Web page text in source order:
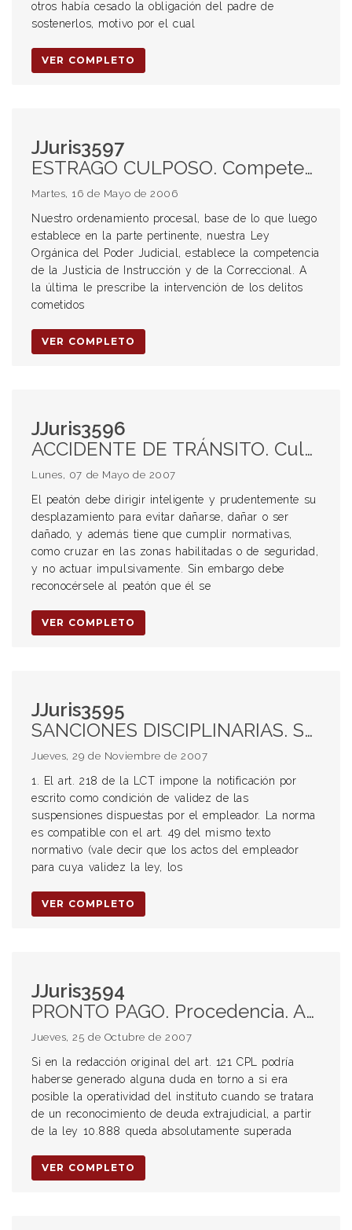
otros había cesado la obligación del padre de
sostenerlos, motivo por el cual
VER COMPLETO
JJuris3597
ESTRAGO CULPOSO. Competencia. Determinación.
Martes, 16 de Mayo de 2006
Nuestro ordenamiento procesal, base de lo que luego
establece en la parte pertinente, nuestra Ley
Orgánica del Poder Judicial, establece la competencia
de la Justicia de Instrucción y de la Correccional. A
la última le prescribe la intervención de los delitos
cometidos
VER COMPLETO
JJuris3596
ACCIDENTE DE TRÁNSITO. Culpa. Peatón víctima.
Lunes, 07 de Mayo de 2007
El peatón debe dirigir inteligente y prudentemente su
desplazamiento para evitar dañarse, dañar o ser
dañado, y además tiene que cumplir normativas,
como cruzar en las zonas habilitadas o de seguridad,
y no actuar impulsivamente. Sin embargo debe
reconocérsele al peatón que él se
VER COMPLETO
JJuris3595
SANCIONES DISCIPLINARIAS. Suspensión. Notificación. Justa causa.
Jueves, 29 de Noviembre de 2007
1. El art. 218 de la LCT impone la notificación por
escrito como condición de validez de las
suspensiones dispuestas por el empleador. La norma
es compatible con el art. 49 del mismo texto
normativo (vale decir que los actos del empleador
para cuya validez la ley, los
VER COMPLETO
JJuris3594
PRONTO PAGO. Procedencia. Acuerdo celebrado en sede administrativa.
Jueves, 25 de Octubre de 2007
Si en la redacción original del art. 121 CPL podría
haberse generado alguna duda en torno a si era
posible la operatividad del instituto cuando se tratara
de un reconocimiento de deuda extrajudicial, a partir
de la ley 10.888 queda absolutamente superada
VER COMPLETO